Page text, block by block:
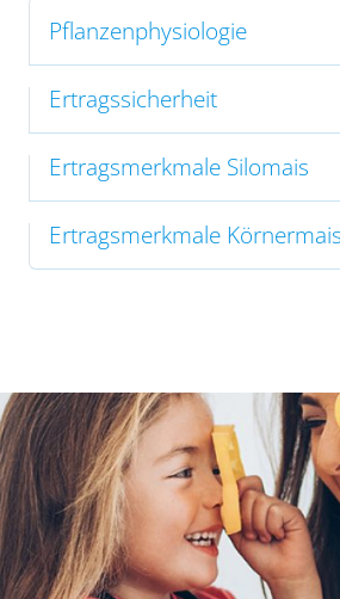
Pflanzenphysiologie
Ertragssicherheit
Ertragsmerkmale Silomais
Ertragsmerkmale Körnermais